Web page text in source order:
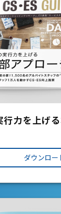
行力を上げ
ダウンロー